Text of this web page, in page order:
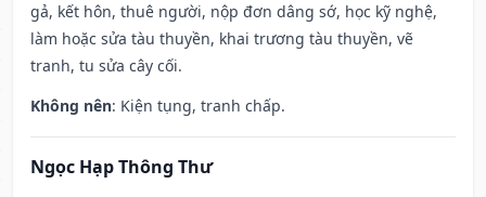
gả, kết hôn, thuê người, nộp đơn dâng sớ, học kỹ nghệ,
làm hoặc sửa tàu thuyền, khai trương tàu thuyền, vẽ
tranh, tu sửa cây cối.
Không nên: Kiện tụng, tranh chấp.
Ngọc Hạp Thông Thư